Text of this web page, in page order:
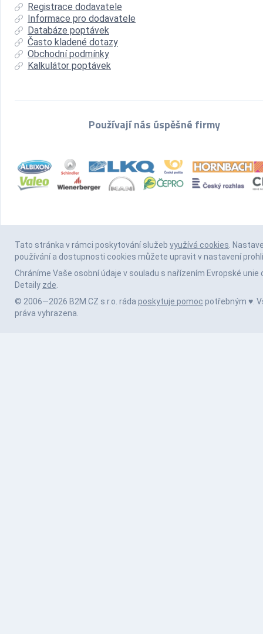
Registrace dodavatele
Informace pro dodavatele
Databáze poptávek
Často kladené dotazy
Obchodní podmínky
Kalkulátor poptávek
Používají nás úspěšné firmy
Tato stránka v rámci poskytování služeb využívá cookies .
používání a dostupnosti cookies můžete upravit v nastavení
Chráníme Vaše osobní údaje v souladu s nařízením Evropské unie
Detaily zde
© 2006—2026 B2M.CZ s.r.o. ráda poskytuje pomoc potřebným ♥️.
práva vyhrazena.